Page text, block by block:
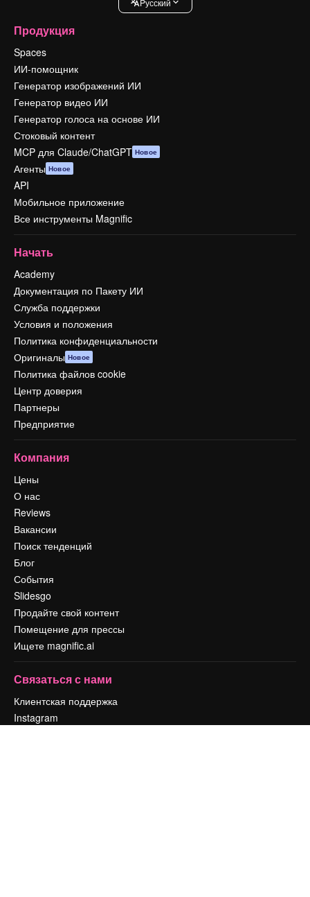
Продукция
Spaces
ИИ-помощник
Генератор изображений ИИ
Генератор видео ИИ
Генератор голоса на основе ИИ
Стоковый контент
MCP для Claude/ChatGPT Новое
Агенты Новое
API
Мобильное приложение
Все инструменты Magnific
Начать
Academy
Документация по Пакету ИИ
Служба поддержки
Условия и положения
Политика конфиденциальности
Оригиналы Новое
Политика файлов cookie
Центр доверия
Партнеры
Предприятие
Компания
Цены
О нас
Reviews
Вакансии
Поиск тенденций
Блог
События
Slidesgo
Продайте свой контент
Помещение для прессы
Ищете magnific.ai
Связаться с нами
Клиентская поддержка
Instagram